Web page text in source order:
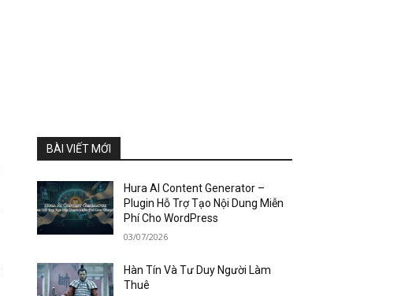
BÀI VIẾT MỚI
Hura AI Content Generator –
Plugin Hỗ Trợ Tạo Nội Dung Miễn
Phí Cho WordPress
03/07/2026
Hàn Tín Và Tư Duy Người Làm
Thuê